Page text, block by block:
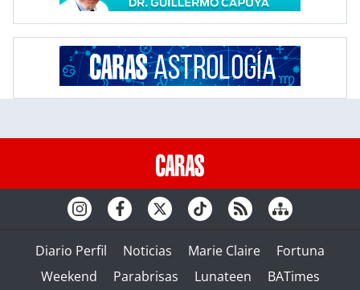
Diario Perfil Noticias Marie Claire
Fortuna
Weekend
Parabrisas Lunateen BATimes